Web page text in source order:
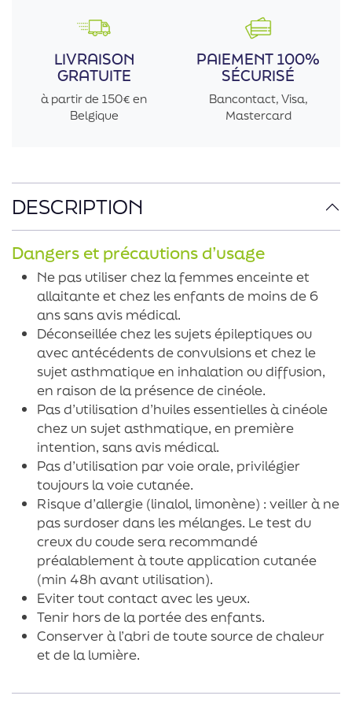
DESCRIPTION
Dangers et précautions d’usage
Ne pas utiliser chez la femmes enceinte et
allaitante et chez les enfants de moins de 6
ans sans avis médical.
Déconseillée chez les sujets épileptiques ou
avec antécédents de convulsions et chez le
sujet asthmatique en inhalation ou diffusion,
en raison de la présence de cinéole.
Pas d’utilisation d’huiles essentielles à cinéole
chez un sujet asthmatique, en première
intention, sans avis médical.
Pas d’utilisation par voie orale, privilégier
toujours la voie cutanée.
Risque d’allergie (linalol, limonène) : veiller à ne
pas surdoser dans les mélanges. Le test du
creux du coude sera recommandé
préalablement à toute application cutanée
(min 48h avant utilisation).
Eviter tout contact avec les yeux.
Tenir hors de la portée des enfants.
Conserver à l’abri de toute source de chaleur
et de la lumière.
LIVRAISON
GRATUITE
à partir de 150€ en
Belgique
PAIEMENT 100%
SÉCURISÉ
Bancontact, Visa,
Mastercard